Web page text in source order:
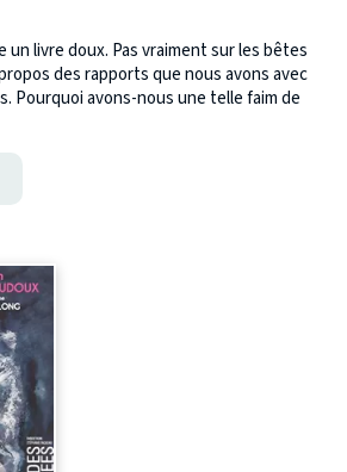
un livre doux. Pas vraiment sur les bêtes
des rapports que nous avons avec
Pourquoi avons-nous une telle faim de